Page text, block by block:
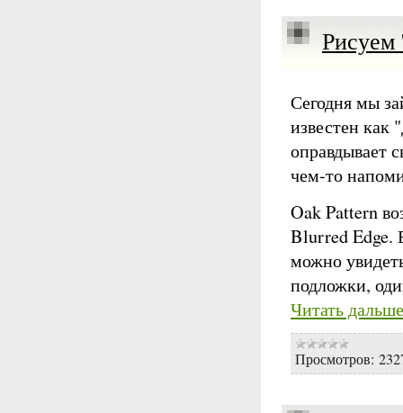
Рисуем
Сегодня мы
известен
оправдывает
чем-то
Oak Pattern
Blurred Edge.
можно
подложки,
Читать
Просмотров: